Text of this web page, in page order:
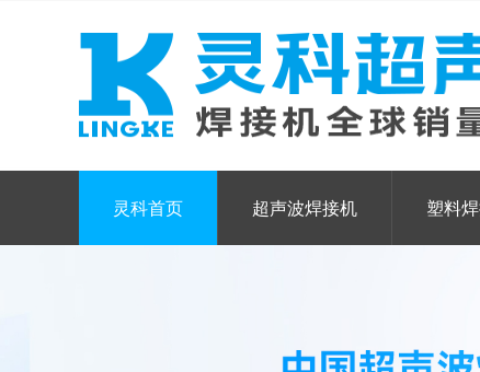
灵科首页 超声波焊接机 塑料